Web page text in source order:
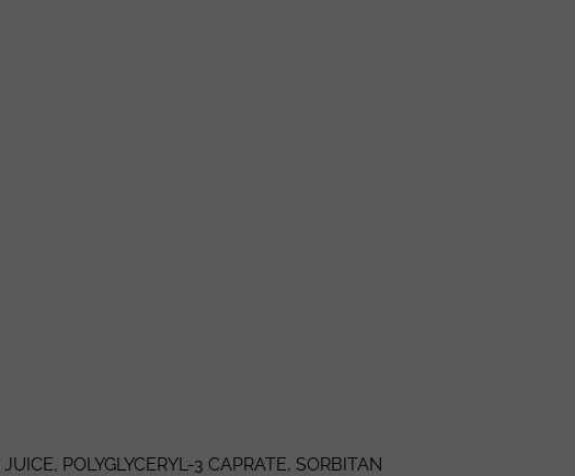
JUICE, POLYGLYCERYL-3 CAPRATE, SORBITAN